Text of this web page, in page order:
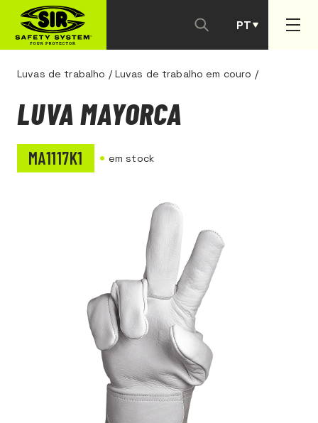
PT
ES
Luvas de trabalho / Luvas de trabalho em couro /
LUVA MAYORCA
MA1117K1 em stock